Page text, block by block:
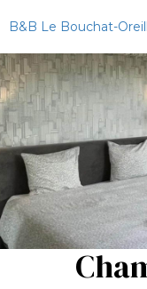
B&B Le Bouchat-